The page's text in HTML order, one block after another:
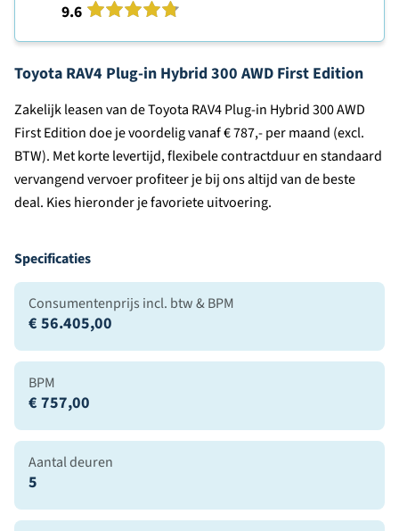
9.6
Toyota RAV4 Plug-in Hybrid 300 AWD First Edition
Zakelijk leasen van de Toyota RAV4 Plug-in Hybrid 300 AWD
First Edition doe je voordelig vanaf € 787,- per maand (excl.
BTW). Met korte levertijd, flexibele contractduur en standaard
vervangend vervoer profiteer je bij ons altijd van de beste
deal. Kies hieronder je favoriete uitvoering.
Specificaties
Consumentenprijs incl. btw & BPM
€ 56.405,00
BPM
€ 757,00
Aantal deuren
5